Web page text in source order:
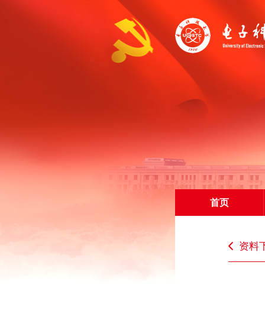
首页
资料